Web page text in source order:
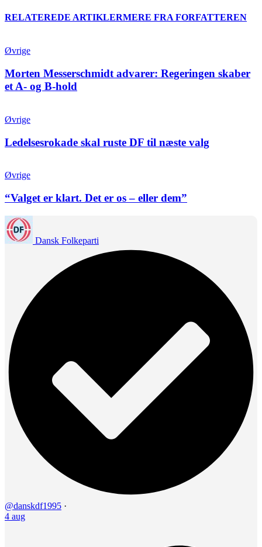
RELATEREDE ARTIKLERMERE FRA FORFATTEREN
Øvrige
Morten Messerschmidt advarer: Regeringen skaber
et A- og B-hold
Øvrige
Ledelsesrokade skal ruste DF til næste valg
Øvrige
“Valget er klart. Det er os – eller dem”
Dansk Folkeparti
@danskdf1995 ·
4 aug